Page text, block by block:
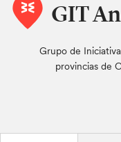
GIT
Grupo de
provincias de